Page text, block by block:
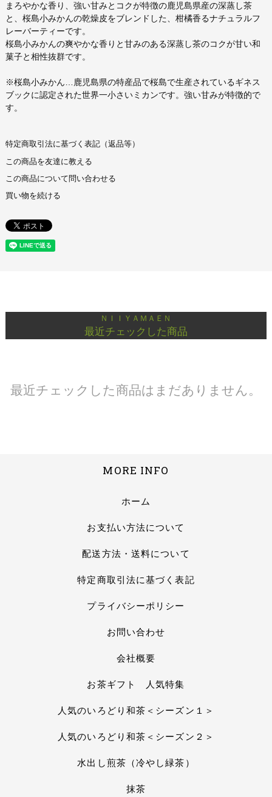
まろやかな香り、強い甘みとコクが特徴の鹿児島県産の深蒸し茶
と、桜島小みかんの乾燥皮をブレンドした、柑橘香るナチュラルフ
レーバーティーです。
桜島小みかんの爽やかな香りと甘みのある深蒸し茶のコクが甘い和
菓子と相性抜群です。
※桜島小みかん…鹿児島県の特産品で桜島で生産されているギネス
ブックに認定された世界一小さいミカンです。強い甘みが特徴的で
す。
特定商取引法に基づく表記（返品等）
この商品を友達に教える
この商品について問い合わせる
買い物を続ける
ＮＩＩＹＡＭＡＥＮ
最近チェックした商品
最近チェックした商品はまだありません。
MORE INFO
ホーム
お支払い方法について
配送方法・送料について
特定商取引法に基づく表記
プライバシーポリシー
お問い合わせ
会社概要
お茶ギフト 人気特集
人気のいろどり和茶＜シーズン１＞
人気のいろどり和茶＜シーズン２＞
水出し煎茶（冷やし緑茶）
抹茶